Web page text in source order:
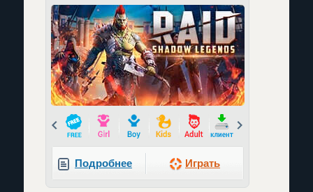
Prev
Подробнее Играть